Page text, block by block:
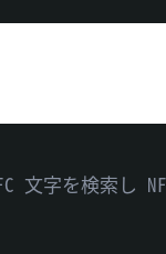
文字を検索し